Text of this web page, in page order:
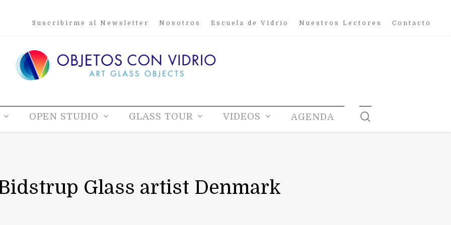
Suscribirme al Newsletter Nosotros Escuela de Vidrio Nuestros Lectores Contacto
OPEN STUDIO GLASS TOUR VIDEOS AGENDA
Glass artist Denmark